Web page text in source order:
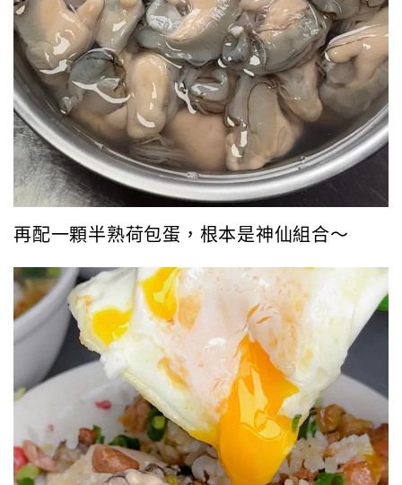
再配一顆半熟荷包蛋，根本是神仙組合～